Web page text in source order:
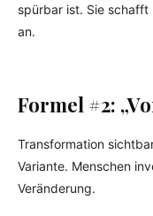
spürbar ist. Sie
an.
Formel #2:
Transformation
Variante. Menschen
Veränderung.